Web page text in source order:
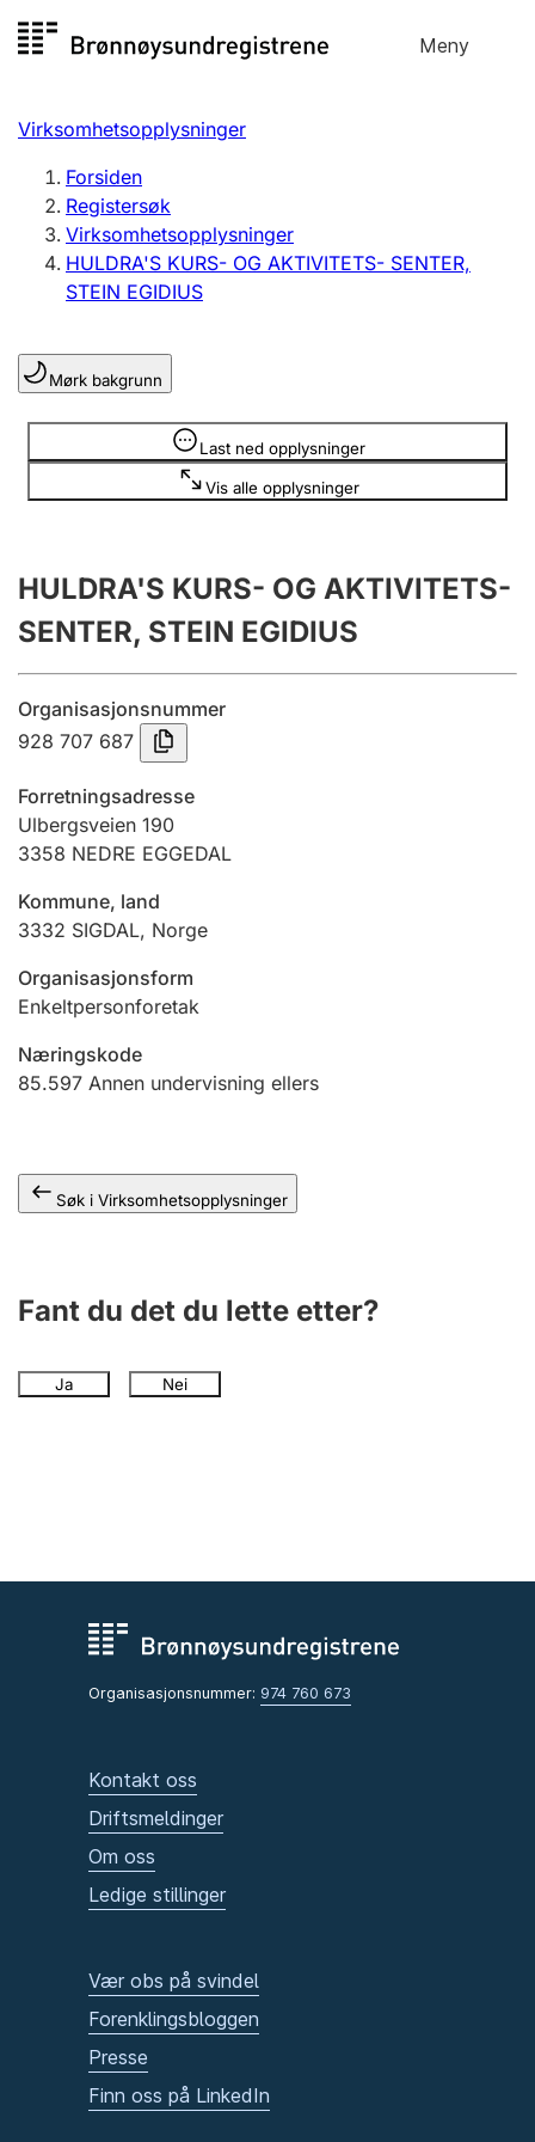
til
Meny
Registersøk
Aksjeselskap
Enkeltpersonforetak
Registrere, endre, slette
Lag og forening
Registrere, endre, slette
Flere organisasjonsformer
Årsregnskap
Innsending og forsinkelsesgebyr
Tinglysing
Jeger
Betaling og jegeravgiftskort
Ektepaktveileder
Offentlig sektor
Andre tema
Virksomhetsopplysninger
Forsiden
Registersøk
Virksomhetsopplysninger
HULDRA'S KURS- OG AKTIVITETS- SENTER,
STEIN EGIDIUS
Mørk bakgrunn
Last ned opplysninger
Vis alle opplysninger
Opplysninger er skjult
HULDRA'S KURS- OG AKTIVITETS-
SENTER, STEIN EGIDIUS
Organisasjonsnummer
928 707 687
Forretningsadresse
Ulbergsveien 190
3358 NEDRE EGGEDAL
Kommune, land
3332 SIGDAL, Norge
Organisasjonsform
Enkeltpersonforetak
Næringskode
85.597 Annen undervisning ellers
Søk i Virksomhetsopplysninger
Fant du det du lette etter?
Ja Nei
Organisasjonsnummer: 974 760 673
Kontakt oss
Driftsmeldinger
Om oss
Ledige stillinger
Vær obs på svindel
Forenklingsbloggen
Presse
Finn oss på LinkedIn